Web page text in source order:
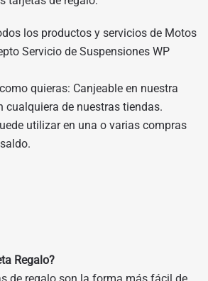
los productos y servicios de Motos
Servicio de Suspensiones WP
quieras: Canjeable en nuestra
cualquiera de nuestras tiendas.
utilizar en una o varias compras
Regalo?